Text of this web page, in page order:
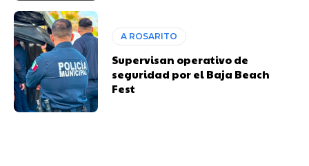
A ROSARITO
Supervisan operativo de
seguridad por el Baja Beach
Fest